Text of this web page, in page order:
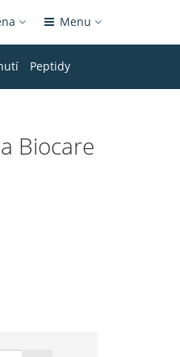
Menu
Peptidy
Biocare